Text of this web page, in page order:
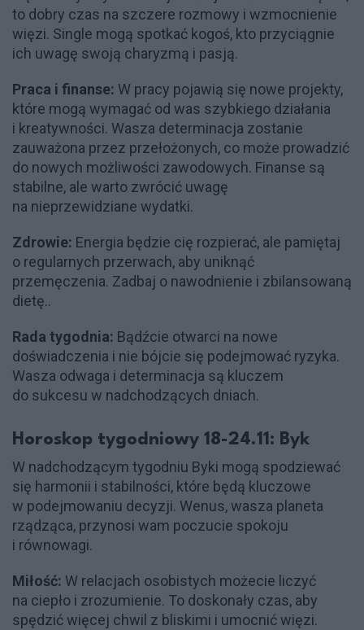
to dobry czas na szczere rozmowy i wzmocnienie
więzi. Single mogą spotkać kogoś, kto przyciągnie
ich uwagę swoją charyzmą i pasją.
Praca i finanse: W pracy pojawią się nowe projekty,
które mogą wymagać od was szybkiego działania
i kreatywności. Wasza determinacja zostanie
zauważona przez przełożonych, co może prowadzić
do nowych możliwości zawodowych. Finanse są
stabilne, ale warto zwrócić uwagę
na nieprzewidziane wydatki.
Zdrowie: Energia będzie cię rozpierać, ale pamiętaj
o regularnych przerwach, aby uniknąć
przemęczenia. Zadbaj o nawodnienie i zbilansowaną
dietę..
Rada tygodnia: Bądźcie otwarci na nowe
doświadczenia i nie bójcie się podejmować ryzyka.
Wasza odwaga i determinacja są kluczem
do sukcesu w nadchodzących dniach.
Horoskop tygodniowy 18-24.11: Byk
W nadchodzącym tygodniu Byki mogą spodziewać
się harmonii i stabilności, które będą kluczowe
w podejmowaniu decyzji. Wenus, wasza planeta
rządząca, przynosi wam poczucie spokoju
i równowagi.
Miłość: W relacjach osobistych możecie liczyć
na ciepło i zrozumienie. To doskonały czas, aby
spędzić więcej chwil z bliskimi i umocnić więzi.